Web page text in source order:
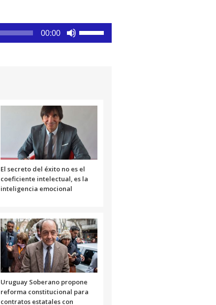
00:00
el
volumen.
El secreto del éxito no es el
coeficiente intelectual, es la
inteligencia emocional
Uruguay Soberano propone
reforma constitucional para
contratos estatales con